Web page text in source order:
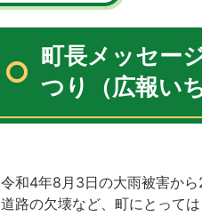
町長メッセー
つり（広報い
令和4年8月3日の大雨被害か
道路の欠壊など、町にとって